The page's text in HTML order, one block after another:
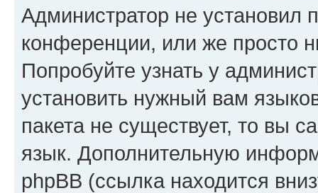
Администратор не установил
конференции, или же просто
Попробуйте узнать у
установить нужный вам
пакета не существует, то вы
язык. Дополнительную
phpBB (ссылка находится